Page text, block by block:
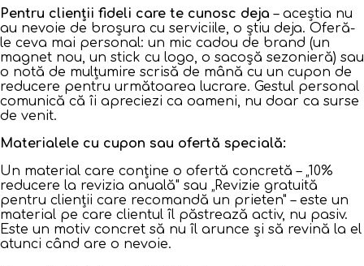
Pentru clienții fideli care te cunosc deja – aceștia nu
au nevoie de broșura cu serviciile, o știu deja. Oferă-
le ceva mai personal: un mic cadou de brand (un
magnet nou, un stick cu logo, o sacoșă sezonieră) sau
o notă de mulțumire scrisă de mână cu un cupon de
reducere pentru următoarea lucrare. Gestul personal
comunică că îi apreciezi ca oameni, nu doar ca surse
de venit.
Materialele cu cupon sau ofertă specială:
Un material care conține o ofertă concretă – „10%
reducere la revizia anuală" sau „Revizie gratuită
pentru clienții care recomandă un prieten" – este un
material pe care clientul îl păstrează activ, nu pasiv.
Este un motiv concret să nu îl arunce și să revină la el
atunci când are o nevoie.